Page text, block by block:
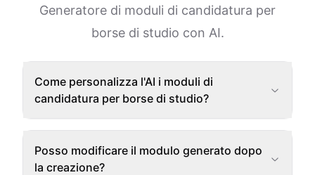
Generatore di moduli di candidatura per
borse di studio con AI.
Come personalizza l'AI i moduli di
candidatura per borse di studio?
Posso modificare il modulo generato dopo
la creazione?